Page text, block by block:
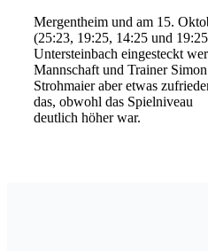
Mergentheim und am 15.
(25:23, 19:25, 14:25 und
Untersteinbach eingesteckt
Mannschaft und Trainer Simon
Strohmaier aber etwas
das, obwohl das Spielniveau
deutlich höher war.